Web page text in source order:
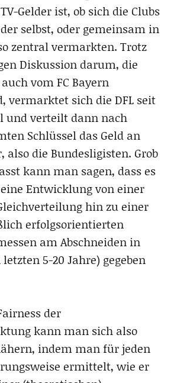
Gelder ist, ob sich die Clubs
selbst, oder gemeinsam in
zentral vermarkten. Trotz
Diskussion darum, die
vom FC Bayern
vermarktet sich die DFL seit
und verteilt dann nach
Schlüssel das Geld an
die Bundesligisten. Grob
kann man sagen, dass es
Entwicklung von einer
hin zu einer
erfolgsorientierten
am Abschneiden in
5-20 Jahre) gegeben
der
kann man sich also
indem man für jeden
ermittelt, wie er